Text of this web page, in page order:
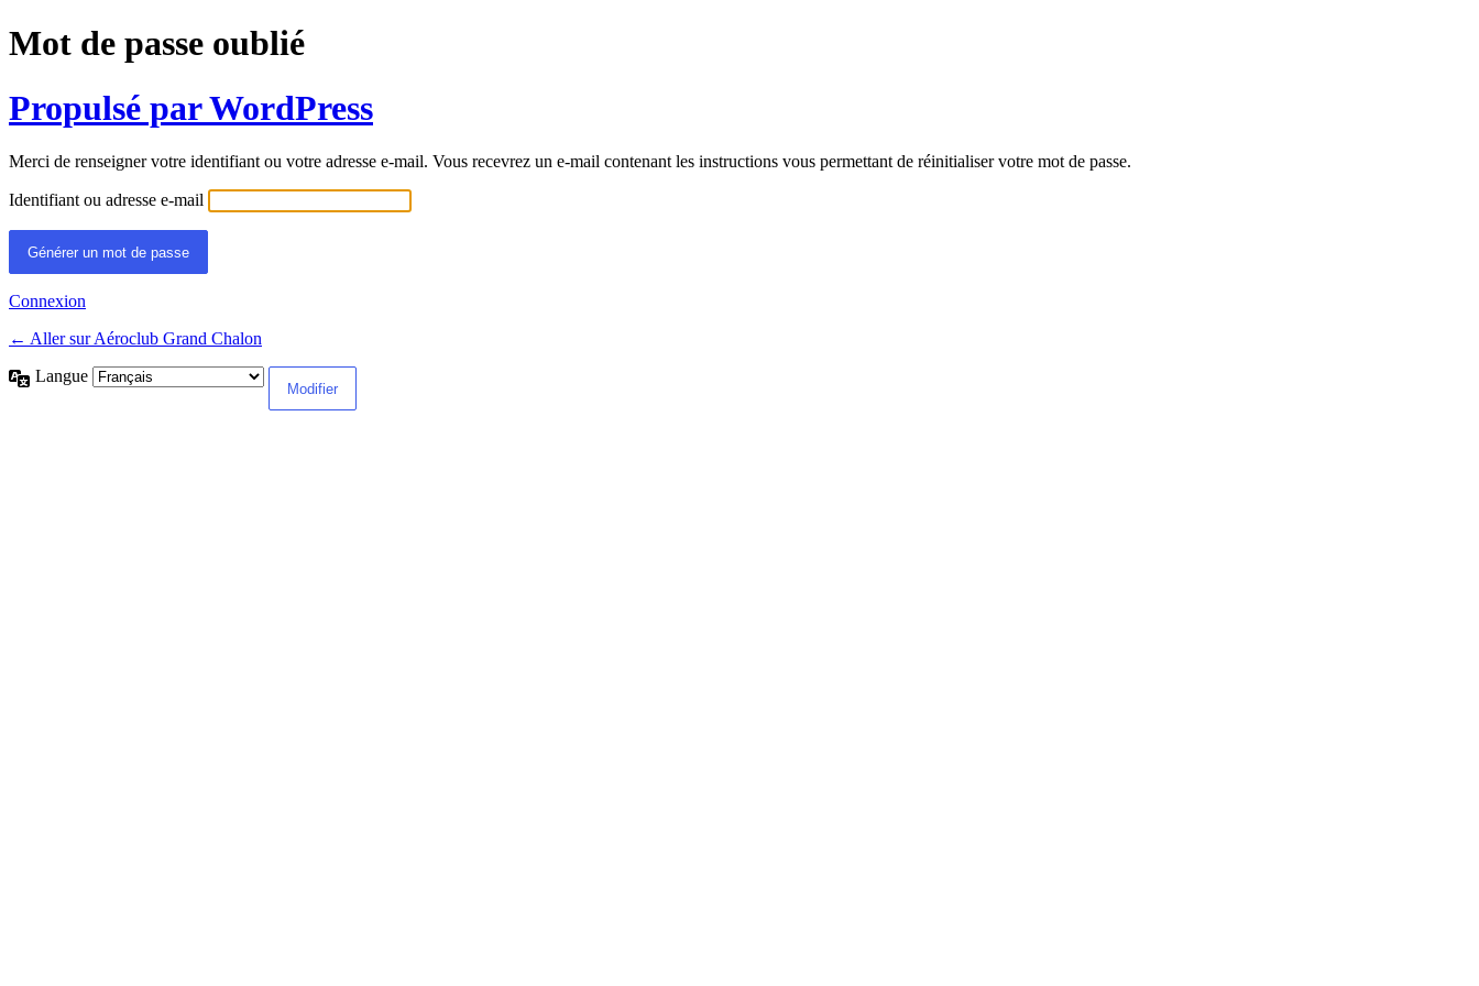
Mot de passe oublié
Propulsé par WordPress
Merci de renseigner votre identifiant ou votre adresse e-mail. Vous recevrez un e-mail contenant les instructions vous permettant de réinitialiser votre mot de passe.
Identifiant ou adresse e-mail
Connexion
← Aller sur Aéroclub Grand Chalon
Langue